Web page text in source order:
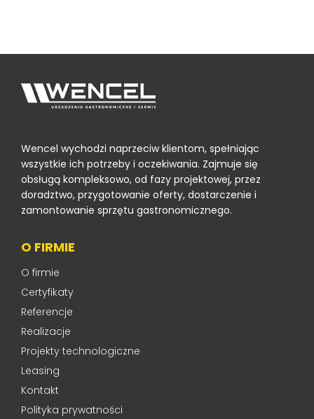
Wencel wychodzi naprzeciw klientom, spełniając
wszystkie ich potrzeby i oczekiwania. Zajmuje się
obsługą kompleksowo, od fazy projektowej, przez
doradztwo, przygotowanie oferty, dostarczenie i
zamontowanie sprzętu gastronomicznego.
O FIRMIE
O firmie
Certyfikaty
Referencje
Realizacje
Projekty technologiczne
Leasing
Kontakt
Polityka prywatności